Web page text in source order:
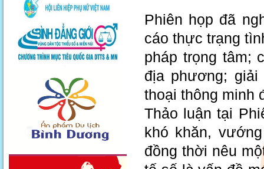
Phiên họp đã
cáo thực trạng
pháp trọng tâm;
địa phương;
thoại thông minh
Thảo luận tại
khó khăn,
đồng thời nêu